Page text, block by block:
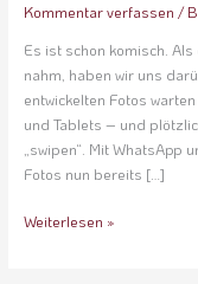
Kommentar verfassen /
Es ist schon komisch.
nahm, haben wir uns
entwickelten Fotos
und Tablets – und
„swipen“. Mit
Fotos nun bereits […]
auf
der
Festplatte
verstauben
Weiterlesen »